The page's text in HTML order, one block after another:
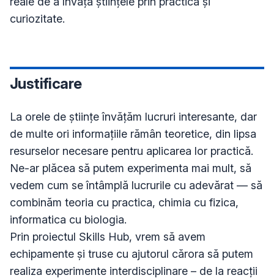
Justificare
La orele de științe învățăm lucruri interesante, dar
de multe ori informațiile rămân teoretice, din lipsa
resurselor necesare pentru aplicarea lor practică.
Ne-ar plăcea să putem experimenta mai mult, să
vedem cum se întâmplă lucrurile cu adevărat — să
combinăm teoria cu practica, chimia cu fizica,
informatica cu biologia.
Prin proiectul Skills Hub, vrem să avem
echipamente și truse cu ajutorul cărora să putem
realiza experimente interdisciplinare – de la reacții